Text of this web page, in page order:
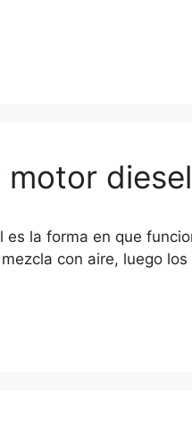
diesel
la forma en que
con aire, luego